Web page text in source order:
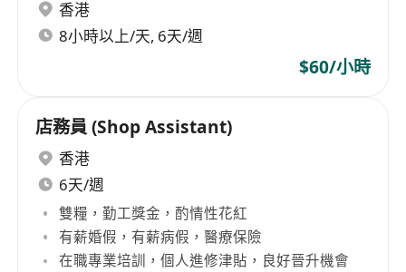
香港
8小時以上/天, 6天/週
$60/小時
店務員 (Shop Assistant)
香港
6天/週
雙糧，勤工獎金，酌情性花紅
有薪婚假，有薪病假，醫療保險
在職專業培訓，個人進修津貼，良好晉升機會